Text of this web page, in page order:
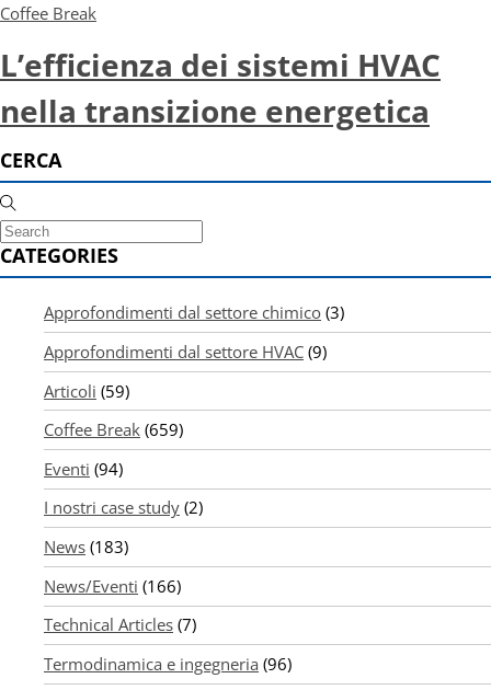
Coffee Break
L’efficienza dei sistemi HVAC
nella transizione energetica
CERCA
CATEGORIES
Approfondimenti dal settore chimico (3)
Approfondimenti dal settore HVAC (9)
Articoli (59)
Coffee Break (659)
Eventi (94)
I nostri case study (2)
News (183)
News/Eventi (166)
Technical Articles (7)
Termodinamica e ingegneria (96)